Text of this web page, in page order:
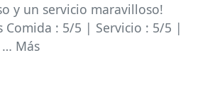
y un servicio maravilloso!
Comida : 5/5 | Servicio : 5/5 |
Más